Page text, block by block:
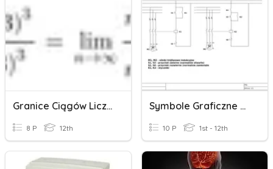
Granice Ciągów Liczbowych
8 P 12th
Symbole Graficzne Na Schematach
10 P 1st - 12th